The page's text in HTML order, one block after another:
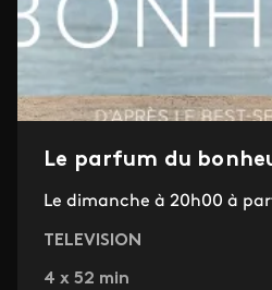
Le parfum du
Le dimanche à 20h00 à
TELEVISION
4 x 52 min